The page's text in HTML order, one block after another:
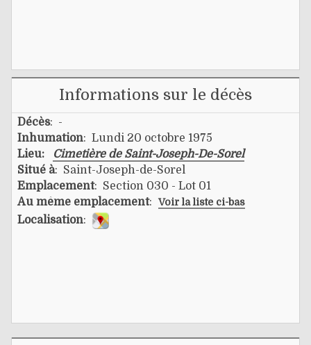
Informations sur le décès
Décès: -
Inhumation: Lundi 20 octobre 1975
Lieu:
Cimetière de Saint-Joseph-De-Sorel
Situé à: Saint-Joseph-de-Sorel
Emplacement: Section 030 - Lot 01
Au même emplacement: Voir la liste ci-bas
Localisation: